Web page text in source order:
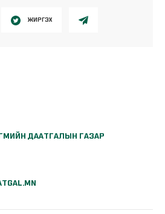
ЖИРГЭХ
ДААТГАЛЫН ГАЗАР